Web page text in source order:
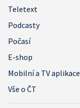
Teletext
Podcasty
Počasí
E-shop
Mobilní a TV aplikace
Vše o ČT